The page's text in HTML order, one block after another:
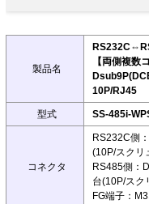
製品名
【両側複数
10P/RJ45
型式 SS-485i-
コネクタ
RS232C側
(10P/スクリ
RS485側：
台(10P/スク
FG端子：